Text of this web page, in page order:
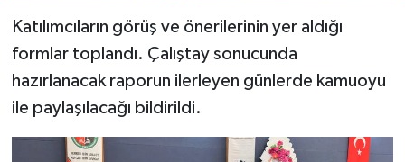
Katılımcıların görüş ve önerilerinin yer aldığı
formlar toplandı. Çalıştay sonucunda
hazırlanacak raporun ilerleyen günlerde kamuoyu
ile paylaşılacağı bildirildi.